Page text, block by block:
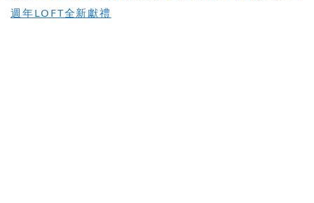
週年LOFT全新獻禮